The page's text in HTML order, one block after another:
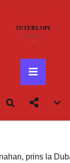
Primary
Menu
menu
prins la